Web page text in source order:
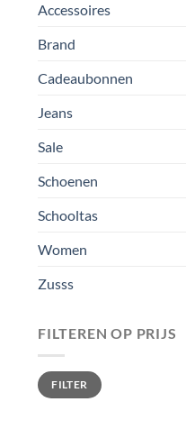
Accessoires
Brand
Cadeaubonnen
Jeans
Sale
Schoenen
Schooltas
Women
Zusss
FILTEREN OP PRIJS
Min.
prijs
Max.
prijsFILTER